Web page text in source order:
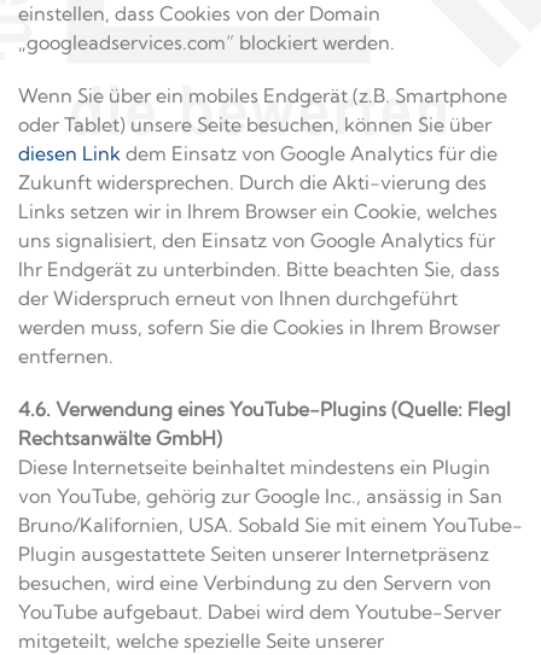
einstellen, dass Cookies von der Domain
„googleadservices.com“ blockiert werden.
Wenn Sie über ein mobiles Endgerät (z.B. Smartphone
oder Tablet) unsere Seite besuchen, können Sie über
diesen Link dem Einsatz von Google Analytics für die
Zukunft widersprechen. Durch die Akti-vierung des
Links setzen wir in Ihrem Browser ein Cookie, welches
uns signalisiert, den Einsatz von Google Analytics für
Ihr Endgerät zu unterbinden. Bitte beachten Sie, dass
der Widerspruch erneut von Ihnen durchgeführt
werden muss, sofern Sie die Cookies in Ihrem Browser
entfernen.
4.6. Verwendung eines YouTube-Plugins (Quelle: Flegl
Rechtsanwälte GmbH)
Diese Internetseite beinhaltet mindestens ein Plugin
von YouTube, gehörig zur Google Inc., ansässig in San
Bruno/Kalifornien, USA. Sobald Sie mit einem YouTube-
Plugin ausgestattete Seiten unserer Internetpräsenz
besuchen, wird eine Verbindung zu den Servern von
YouTube aufgebaut. Dabei wird dem Youtube-Server
mitgeteilt, welche spezielle Seite unserer